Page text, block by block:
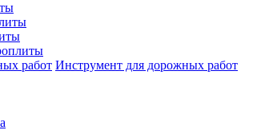
Инструмент для дорожных работ